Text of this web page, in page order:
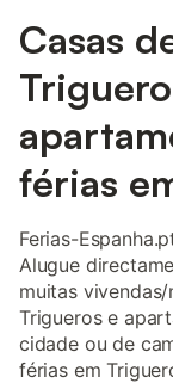
Casas
férias
Ferias-
Alugue
muitas
Trigueros e
cidade ou de
férias em